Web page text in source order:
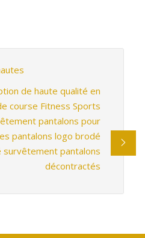
de haute qualité en
course Fitness Sports
pantalons pour
pantalons logo brodé
survêtement pantalons
décontractés